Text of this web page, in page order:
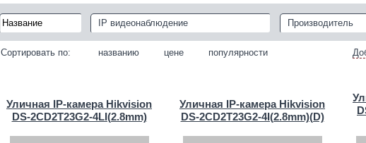
IP видеонаблюдение Производитель
Сортировать по: названию цене популярности
Уличная IP‑камера Hikvision
DS-2CD2T23G2-4LI(2.8mm)
Уличная IP‑камера Hikvision
DS-2CD2T23G2-4I(2.8mm)(D)